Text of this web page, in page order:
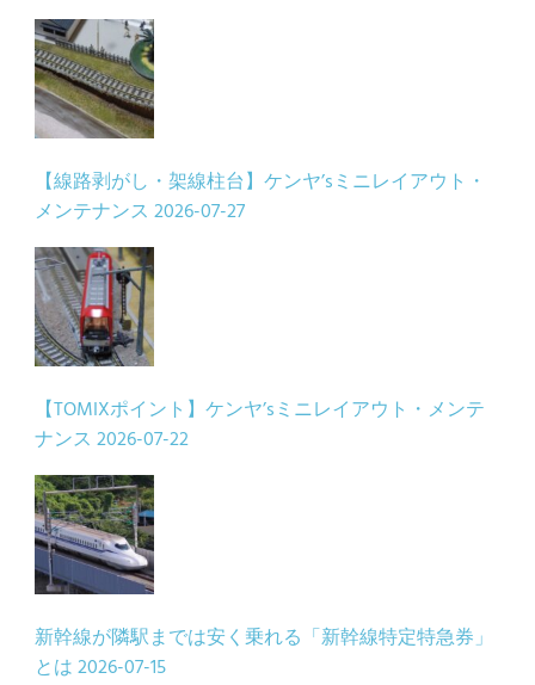
【線路剥がし・架線柱台】ケンヤ’sミニレイアウト・
メンテナンス 2026-07-27
【TOMIXポイント】ケンヤ’sミニレイアウト・メンテ
ナンス 2026-07-22
新幹線が隣駅までは安く乗れる「新幹線特定特急券」
とは2026-07-15